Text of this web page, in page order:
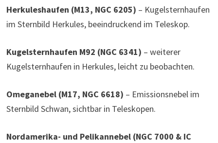
Herkuleshaufen (M13, NGC 6205) – Kugelsternhaufen
im Sternbild Herkules, beeindruckend im Teleskop.
Kugelsternhaufen M92 (NGC 6341) – weiterer
Kugelsternhaufen in Herkules, leicht zu beobachten.
Omeganebel (M17, NGC 6618) – Emissionsnebel im
Sternbild Schwan, sichtbar in Teleskopen.
Nordamerika- und Pelikannebel (NGC 7000 & IC